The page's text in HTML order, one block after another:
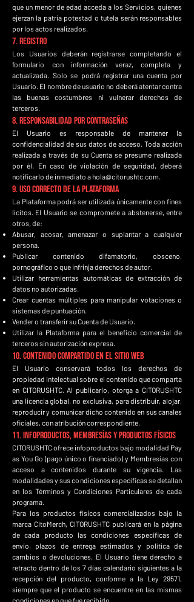
que un menor de edad acceda a los Servicios, quienes
ejerzan la patria potestad o tutela serán responsables
por los actos realizados.
7. Registro
Los Usuarios deberán registrarse completando el
formulario con información veraz, completa y
actualizada. Solo se podrá registrar una cuenta por
Usuario. El nombre de usuario no deberá atentar contra
las buenas costumbres ni vulnerar derechos de
terceros.
8. Responsabilidad por Contraseñas
El Usuario es responsable de mantener la
confidencialidad de sus datos de acceso. Toda acción
realizada a través de su Cuenta se presume realizada
por él. En caso de violación de seguridad, deberá
notificarlo de inmediato a hola@citorushtc.com.
9. Uso Correcto de la Plataforma
La Plataforma podrá ser utilizada únicamente con fines
lícitos. El Usuario se compromete a abstenerse, entre
otros, de:
Abusar, acosar, amenazar o suplantar a cualquier
persona.
Publicar contenido difamatorio, obsceno,
pornográfico o que infrinja derechos de autor.
Utilizar herramientas automáticas de extracción de
datos no autorizadas.
Crear cuentas múltiples para manipular votaciones o
sistemas de puntuación.
Vender o transferir su Cuenta de Usuario.
Utilizar la Plataforma para el beneficio comercial de
terceros sin autorización expresa.
10. Contenido Compartido en el Sitio Web
El Usuario conservará todos los derechos de
propiedad intelectual sobre el contenido que comparta
en CITORUSHTC. Al publicarlo, otorga a CITORUSHTC
una licencia global, no exclusiva, para distribuir, alojar,
reproducir y comunicar dicho contenido en sus canales
oficiales, con atribución correspondiente.
11. Infoproductos, Membresías y Productos Físicos
CITORUSHTC ofrece infoproductos bajo modalidad Pay
as You Go (pago único o financiado) y Membresías con
acceso a contenidos durante su vigencia. Las
modalidades y sus condiciones específicas se detallan
en los Términos y Condiciones Particulares de cada
programa.
Para los productos físicos comercializados bajo la
marca CitoMerch, CITORUSHTC publicará en la página
de cada producto las condiciones específicas de
envío, plazos de entrega estimados y política de
cambios o devoluciones. El Usuario tiene derecho a
retracto dentro de los 7 días calendario siguientes a la
recepción del producto, conforme a la Ley 29571,
siempre que el producto se encuentre en las mismas
condiciones en que fue recibido.